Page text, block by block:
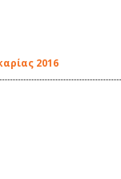
2016